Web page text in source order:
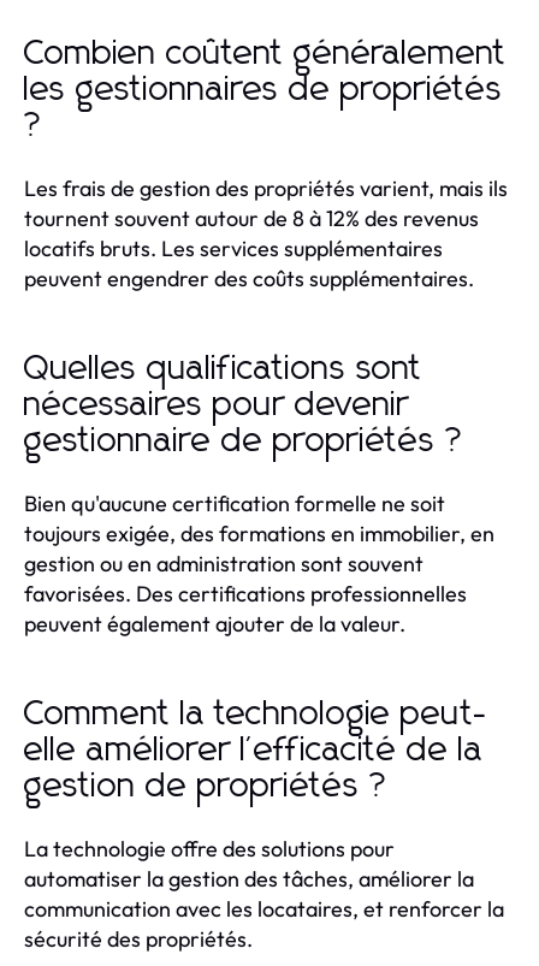
Combien coûtent généralement
les gestionnaires de propriétés
?
Les frais de gestion des propriétés varient, mais ils
tournent souvent autour de 8 à 12% des revenus
locatifs bruts. Les services supplémentaires
peuvent engendrer des coûts supplémentaires.
Quelles qualifications sont
nécessaires pour devenir
gestionnaire de propriétés ?
Bien qu'aucune certification formelle ne soit
toujours exigée, des formations en immobilier, en
gestion ou en administration sont souvent
favorisées. Des certifications professionnelles
peuvent également ajouter de la valeur.
Comment la technologie peut-
elle améliorer l'efficacité de la
gestion de propriétés ?
La technologie offre des solutions pour
automatiser la gestion des tâches, améliorer la
communication avec les locataires, et renforcer la
sécurité des propriétés.